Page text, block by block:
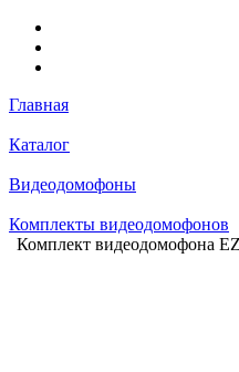
Главная
Каталог
Видеодомофоны
Комплекты видеодомофонов
Комплект видеодомофона